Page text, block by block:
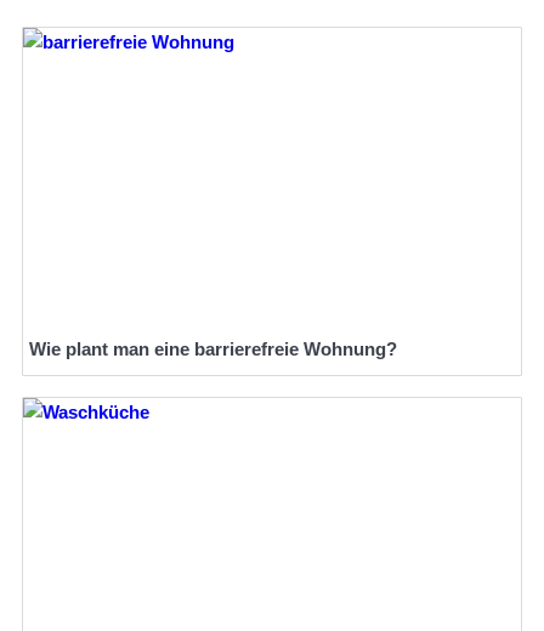
Wie plant man eine barrierefreie Wohnung?